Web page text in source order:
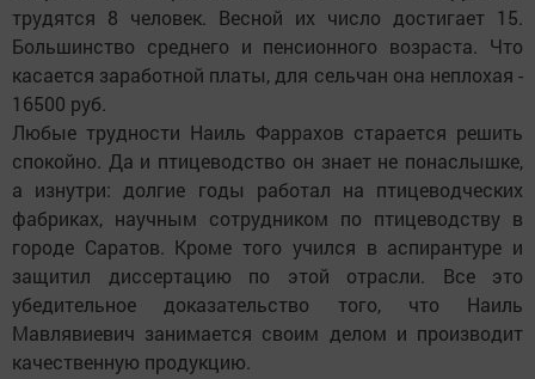
трудятся 8 человек. Весной их число достигает 15.
Большинство среднего и пенсионного возраста. Что
касается заработной платы, для сельчан она неплохая -
16500 руб.
Любые трудности Наиль Фаррахов старается решить
спокойно. Да и птицеводство он знает не понаслышке,
а изнутри: долгие годы работал на птицеводческих
фабриках, научным сотрудником по птицеводству в
городе Саратов. Кроме того учился в аспирантуре и
защитил диссертацию по этой отрасли. Все это
убедительное доказательство того, что Наиль
Мавлявиевич занимается своим делом и производит
качественную продукцию.